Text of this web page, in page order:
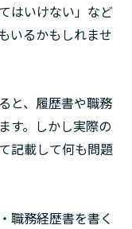
はいけない」など
いるかもしれませ
と、履歴書や職務
す。しかし実際の
記載して何も問題
職務経歴書を書く